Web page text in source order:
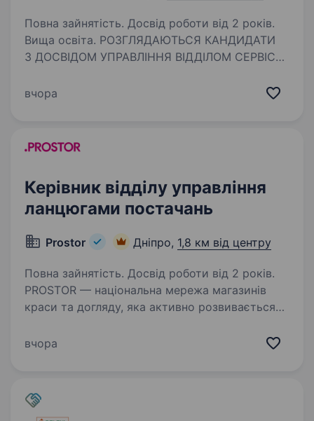
Повна зайнятість. Досвід роботи від 2 років.
Вища освіта. РОЗГЛЯДАЮТЬСЯ КАНДИДАТИ
З ДОСВІДОМ УПРАВЛІННЯ ВІДДІЛОМ СЕРВІСУ!
від 3-х років на аналогічній посаді керівником
вчора
Керівник відділу управління
ланцюгами постачань
Prostor Дніпро, 1,8 км від центру
Повна зайнятість. Досвід роботи від 2 років.
PROSTOR — національна мережа магазинів
краси та догляду, яка активно розвивається
відділу управління ланцюгами постачань.
вчора